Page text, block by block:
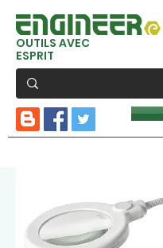
OUTILS AVEC
ESPRIT